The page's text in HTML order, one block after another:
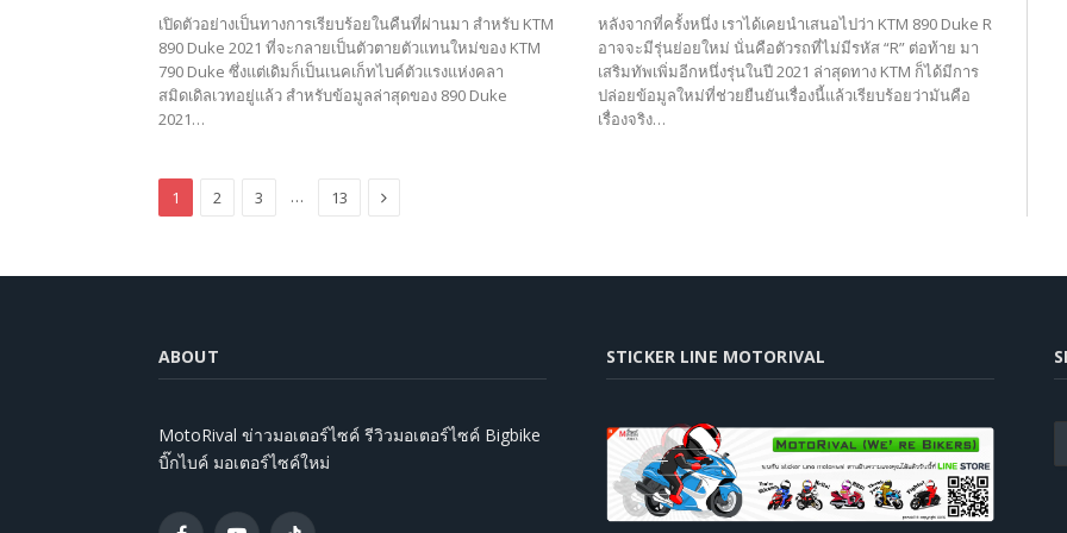
เปิดตัวอย่างเป็นทางการเรียบร้อยในคืนที่ผ่านมา สำหรับ KTM
890 Duke 2021 ที่จะกลายเป็นตัวตายตัวแทนใหม่ของ KTM
790 Duke ซึ่งแต่เดิมก็เป็นเนคเก็ทไบค์ตัวแรงแห่งคลา
สมิดเดิลเวทอยู่แล้ว สำหรับข้อมูลล่าสุดของ 890 Duke
2021…
หลังจากที่ครั้งหนึ่ง เราได้เคยนำเสนอไปว่า KTM 890 Duke R
อาจจะมีรุ่นย่อยใหม่ นั่นคือตัวรถที่ไม่มีรหัส “R” ต่อท้าย มา
เสริมทัพเพิ่มอีกหนึ่งรุ่นในปี 2021 ล่าสุดทาง KTM ก็ได้มีการ
ปล่อยข้อมูลใหม่ที่ช่วยยืนยันเรื่องนี้แล้วเรียบร้อยว่ามันคือ
เรื่องจริง…
1 2 3 … 13 Next
ABOUT
MotoRival ข่าวมอเตอร์ไซค์ รีวิวมอเตอร์ไซค์ Bigbike
บิ๊กไบค์ มอเตอร์ไซค์ใหม่
STICKER LINE MOTORIVAL